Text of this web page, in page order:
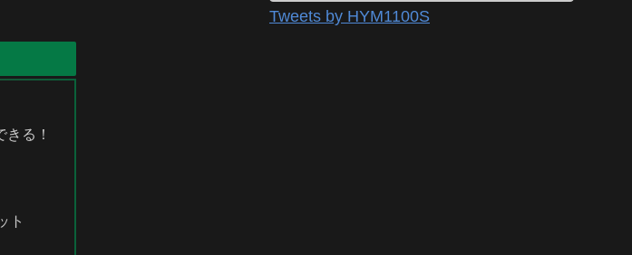
る！
ト
Tweets by HYM1100S